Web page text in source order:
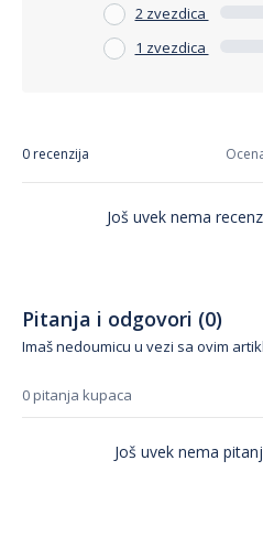
2 zvezdica
1 zvezdica
0 recenzija
Još uvek nema
Pitanja i odgovori (0)
Imaš nedoumicu u vezi sa ovim
0 pitanja kupaca
Još uvek nema